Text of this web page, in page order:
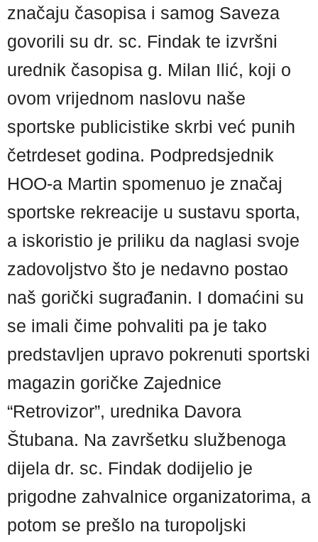
značaju časopisa i samog Saveza
govorili su dr. sc. Findak te izvršni
urednik časopisa g. Milan Ilić, koji o
ovom vrijednom naslovu naše
sportske publicistike skrbi već punih
četrdeset godina. Podpredsjednik
HOO-a Martin spomenuo je značaj
sportske rekreacije u sustavu sporta,
a iskoristio je priliku da naglasi svoje
zadovoljstvo što je nedavno postao
naš gorički sugrađanin. I domaćini su
se imali čime pohvaliti pa je tako
predstavljen upravo pokrenuti sportski
magazin goričke Zajednice
“Retrovizor”, urednika Davora
Štubana. Na završetku službenoga
dijela dr. sc. Findak dodijelio je
prigodne zahvalnice organizatorima, a
potom se prešlo na turopoljski